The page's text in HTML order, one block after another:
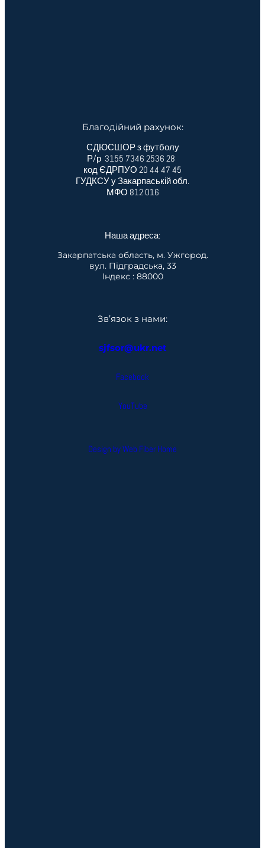
Благодійний рахунок:
СДЮСШОР з футболу
Р/р 3155 7346 2536 28
код ЄДРПУО 20 44 47 45
ГУДКСУ у Закарпаській обл.
МФО 812 016
Наша адреса:
Закарпатська область, м. Ужгород.
вул. Підградська, 33
Індекс : 88000
Зв’язок з нами:
sjfsor@ukr.net
Facebook
YouTube
Design by Web Fiber Home